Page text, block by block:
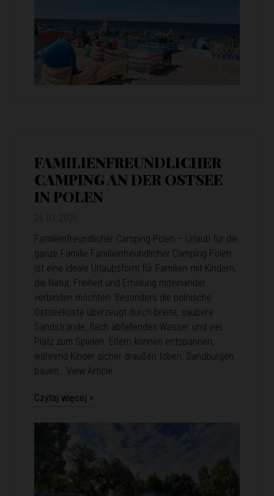
FAMILIENFREUNDLICHER
CAMPING AN DER OSTSEE
IN POLEN
Familienfreundlicher Camping Polen – Urlaub für die
ganze Familie Familienfreundlicher Camping Polen
ist eine ideale Urlaubsform für Familien mit Kindern,
die Natur, Freiheit und Erholung miteinander
verbinden möchten. Besonders die polnische
Ostseeküste überzeugt durch breite, saubere
Sandstrände, flach abfallendes Wasser und viel
Platz zum Spielen. Eltern können entspannen,
während Kinder sicher draußen toben, Sandburgen
bauen… View Article
Czytaj więcej >